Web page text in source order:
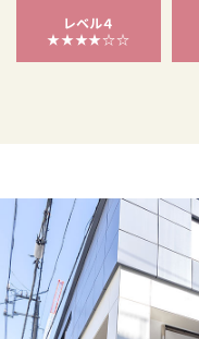
レベル４
★★★★☆☆